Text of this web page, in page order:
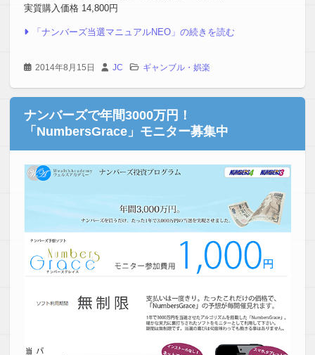
実質購入価格 14,800円
「ナンバーズ当選マニュアルNEO」の続きを読む
2014年8月15日 JC ギャンブル・娯楽
ナンバーズで年間3000万円！
「NumbersGrace」モニター募集中